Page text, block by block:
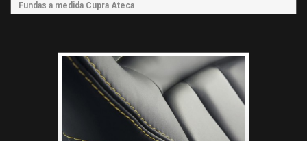
Fundas a medida Cupra Ateca